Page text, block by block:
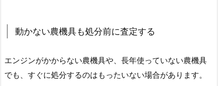
動かない農機具も処分前に査定する
エンジンがかからない農機具や、長年使っていない農機具
でも、すぐに処分するのはもったいない場合があります。